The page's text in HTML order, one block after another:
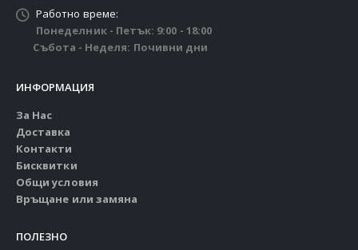
Работно време:
Понеделник - Петък: 9:00 - 18:00
Събота - Неделя: Почивни дни
ИНФОРМАЦИЯ
За Нас
Доставка
Контакти
Бисквитки
Общи условия
Връщане или замяна
ПОЛЕЗНО